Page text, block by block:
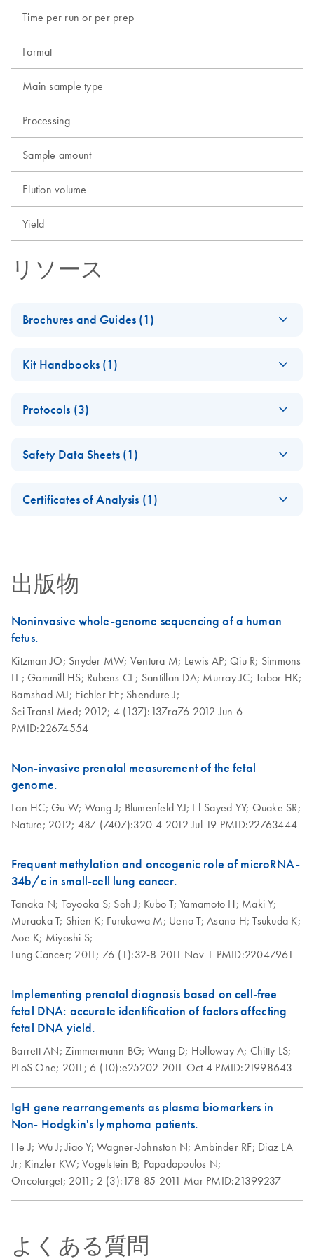
Time per run or per prep
Format
Main sample type
Processing
Sample amount
Elution volume
Yield
リソース
Brochures and Guides (1)
QIAamp® virus
Kit Handbooks (1)
Circulating Nucleic
For concentration and purification of free-circulating DNA
Protocols (3)
Optimized urine
workflow: From
sample collection
for digital PCR
analysis
Application Note: Optimized urine liquid biopsy workflow:
From sample collection to cfDNA stabilization and
Isolation of cfDNA
from various liquid
biopsy samples and
characterization of
its DNA fragment
sizes with capillary
gel electrophoresis
EN Download
Liquid biopsy-based
using an end-to-end
digital PCR workflow
EN PDF(2MB) Download
Digital PCR (dPCR) is a powerful technique that detects
and quantifies ultra-rare mutations in a high background of
wild-type cfDNA down to 0.1% variant allele frequency.
Here, we describe end-to-end manual and automated
workflows that enable accurate detection and absolute
quantification of ultra-rare PIK3CA variants in cfDNA
using the QIAcuity Digital PCR System.
Safety Data Sheets (1)
Certificates of Analysis (1)
出版物
Noninvasive whole-genome sequencing of a human
fetus.
Kitzman JO; Snyder MW; Ventura M; Lewis AP; Qiu R; Simmons
LE; Gammill HS; Rubens CE; Santillan DA; Murray JC; Tabor HK;
Bamshad MJ; Eichler EE; Shendure J;
Sci Transl Med; 2012; 4 (137):137ra76 2012 Jun 6
PMID:22674554
Non-invasive prenatal measurement of the fetal
genome.
Fan HC; Gu W; Wang J; Blumenfeld YJ; El-Sayed YY; Quake SR;
Nature; 2012; 487 (7407):320-4 2012 Jul 19 PMID:22763444
Frequent methylation and oncogenic role of microRNA-
34b/c in small-cell lung cancer.
Tanaka N; Toyooka S; Soh J; Kubo T; Yamamoto H; Maki Y;
Muraoka T; Shien K; Furukawa M; Ueno T; Asano H;Tsukuda K;
Aoe K; Miyoshi S;
Lung Cancer; 2011; 76 (1):32-8 2011 Nov 1 PMID:22047961
Implementing prenatal diagnosis based on cell-free
fetal DNA: accurate identification of factors affecting
fetal DNA yield.
Barrett AN; Zimmermann BG; Wang D; Holloway A; Chitty LS;
PLoS One; 2011; 6 (10):e25202 2011 Oct 4 PMID:21998643
IgH gene rearrangements as plasma biomarkers in
Non- Hodgkin's lymphoma patients.
He J; Wu J;Jiao Y; Wagner-Johnston N; Ambinder RF; Diaz LA
Jr; Kinzler KW; Vogelstein B; Papadopoulos N;
Oncotarget; 2011; 2 (3):178-85 2011 Mar PMID:21399237
よくある質問